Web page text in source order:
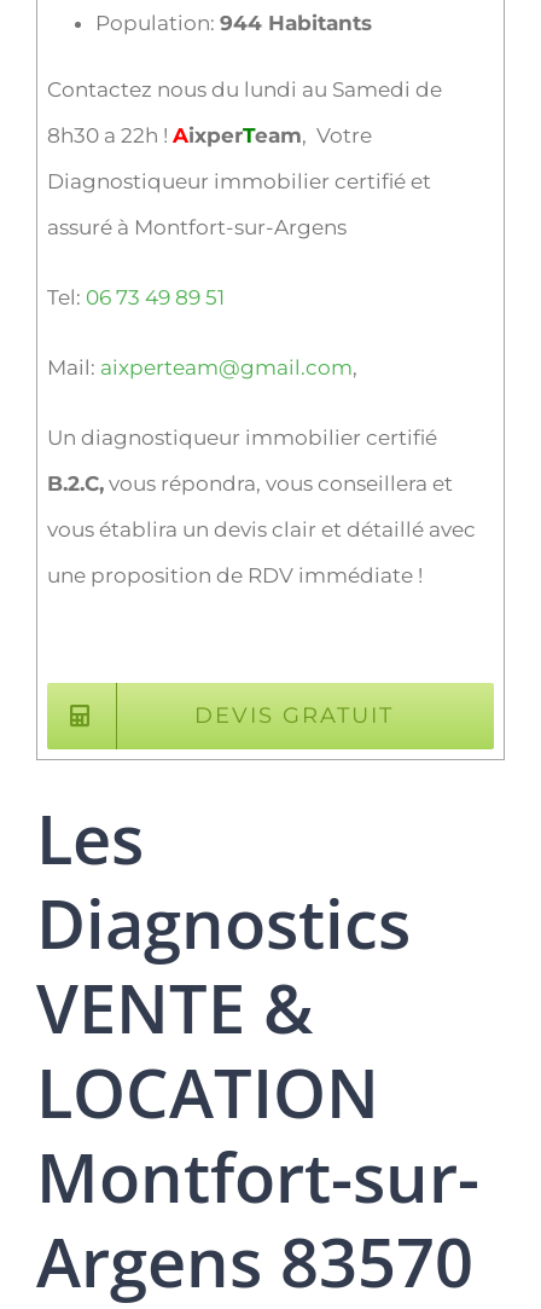
Population: 944 Habitants
Contactez nous du lundi au Samedi de
8h30 a 22h ! AixperTeam, Votre
Diagnostiqueur immobilier certifié et
assuré à Montfort-sur-Argens
Tel: 06 73 49 89 51
Mail: aixperteam@gmail.com,
Un diagnostiqueur immobilier certifié
B.2.C,vous répondra, vous conseillera et
vous établira un devis clair et détaillé avec
une proposition de RDV immédiate !
DEVIS GRATUIT
Les
Diagnostics
VENTE &
LOCATION
Montfort-sur-
Argens 83570